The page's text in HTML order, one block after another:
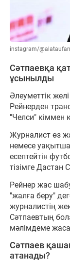
instagram/
Сәтпаевқа
ұсынылды
Әлеуметтік
Рейнерден
"Челси" кіммен
Журналист өз
немесе
есептейтін
тізімге Дастан
Рейнер жас
"жалға беру"
журналистің
Сәтпаевтың
мәлімдеме
Сәтпаев
атанады?